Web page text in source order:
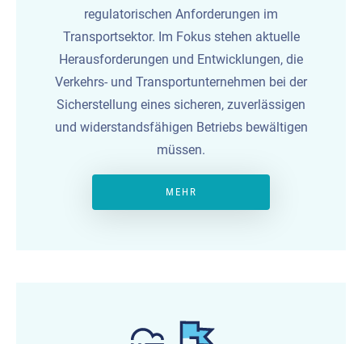
regulatorischen Anforderungen im
Transportsektor. Im Fokus stehen aktuelle
Herausforderungen und Entwicklungen, die
Verkehrs- und Transportunternehmen bei der
Sicherstellung eines sicheren, zuverlässigen
und widerstandsfähigen Betriebs bewältigen
müssen.
MEHR